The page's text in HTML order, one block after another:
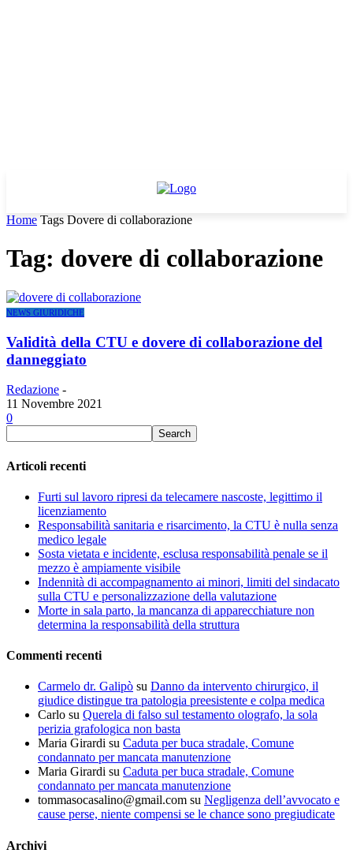
Home Tags Dovere di collaborazione
Tag: dovere di collaborazione
NEWS GIURIDICHE
Validità della CTU e dovere di collaborazione del
danneggiato
Redazione -
11 Novembre 2021
0
Articoli recenti
Furti sul lavoro ripresi da telecamere nascoste, legittimo il
licenziamento
Responsabilità sanitaria e risarcimento, la CTU è nulla senza
medico legale
Sosta vietata e incidente, esclusa responsabilità penale se il
mezzo è ampiamente visibile
Indennità di accompagnamento ai minori, limiti del sindacato
sulla CTU e personalizzazione della valutazione
Morte in sala parto, la mancanza di apparecchiature non
determina la responsabilità della struttura
Commenti recenti
Carmelo dr. Galipò su Danno da intervento chirurgico, il
giudice distingue tra patologia preesistente e colpa medica
Carlo su Querela di falso sul testamento olografo, la sola
perizia grafologica non basta
Maria Girardi su Caduta per buca stradale, Comune
condannato per mancata manutenzione
Maria Girardi su Caduta per buca stradale, Comune
condannato per mancata manutenzione
tommasocasalino@gmail.com su Negligenza dell’avvocato e
cause perse, niente compensi se le chance sono pregiudicate
Archivi